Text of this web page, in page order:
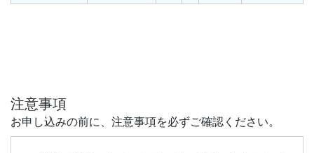
注意事項
お申し込みの前に、注意事項を必ずご確認ください。